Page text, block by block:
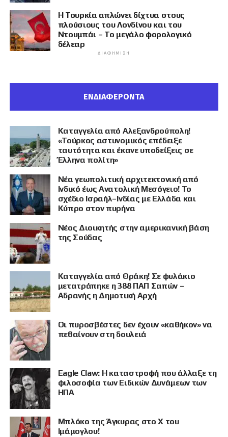
Η Τουρκία απλώνει δίχτυα στους
πλούσιους του Λονδίνου και του
Ντουμπάι – Το μεγάλο φορολογικό
δέλεαρ
ΔΙΑΦΉΜΙΣΗ
ΕΝΔΙΑΦΕΡΟΝΤΑ
Καταγγελία από Αλεξανδρούπολη!
«Τούρκος αστυνομικός επέδειξε
ταυτότητα και έκανε υποδείξεις σε
Έλληνα πολίτη»
Νέα γεωπολιτική αρχιτεκτονική από
Ινδικό έως Ανατολική Μεσόγειο! Το
σχέδιο Ισραήλ–Ινδίας με Ελλάδα και
Κύπρο στον πυρήνα
Νέος Διοικητής στην αμερικανική βάση
της Σούδας
Καταγγελία από Θράκη! Σε φυλάκιο
μετατράπηκε η 388 ΠΑΠ Σαπών –
Αδρανής η Δημοτική Αρχή
Οι πυροσβέστες δεν έχουν «καθήκον» να
πεθαίνουν στη δουλειά
Eagle Claw: Η καταστροφή που άλλαξε τη
φιλοσοφία των Ειδικών Δυνάμεων των
ΗΠΑ
Μπλόκο της Άγκυρας στο X του
Ιμάμογλου!